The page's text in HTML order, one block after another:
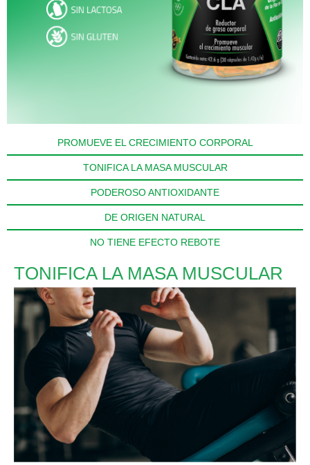
PROMUEVE EL CRECIMIENTO CORPORAL
TONIFICA LA MASA MUSCULAR
PODEROSO ANTIOXIDANTE
DE ORIGEN NATURAL
NO TIENE EFECTO REBOTE
TONIFICA LA MASA MUSCULAR